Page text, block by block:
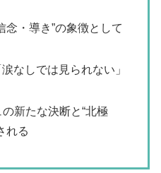
念・導き”の象徴として
なしでは見られない」
新たな決断と“北極
れる